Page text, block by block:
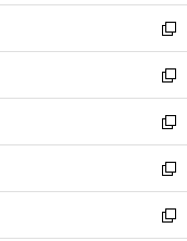
開
く
ン
ド
ウ
で
開
く
ウ
ィ
ン
ド
ウ
で
開
く
し
い
ウ
ィ
ン
ド
ウ
で
開
く
新
し
い
ウ
ィ
ン
ド
ウ
で
新
し
い
ウ
ィ
ン
ド
新
し
い
ウ
ィ
新
し
い
新